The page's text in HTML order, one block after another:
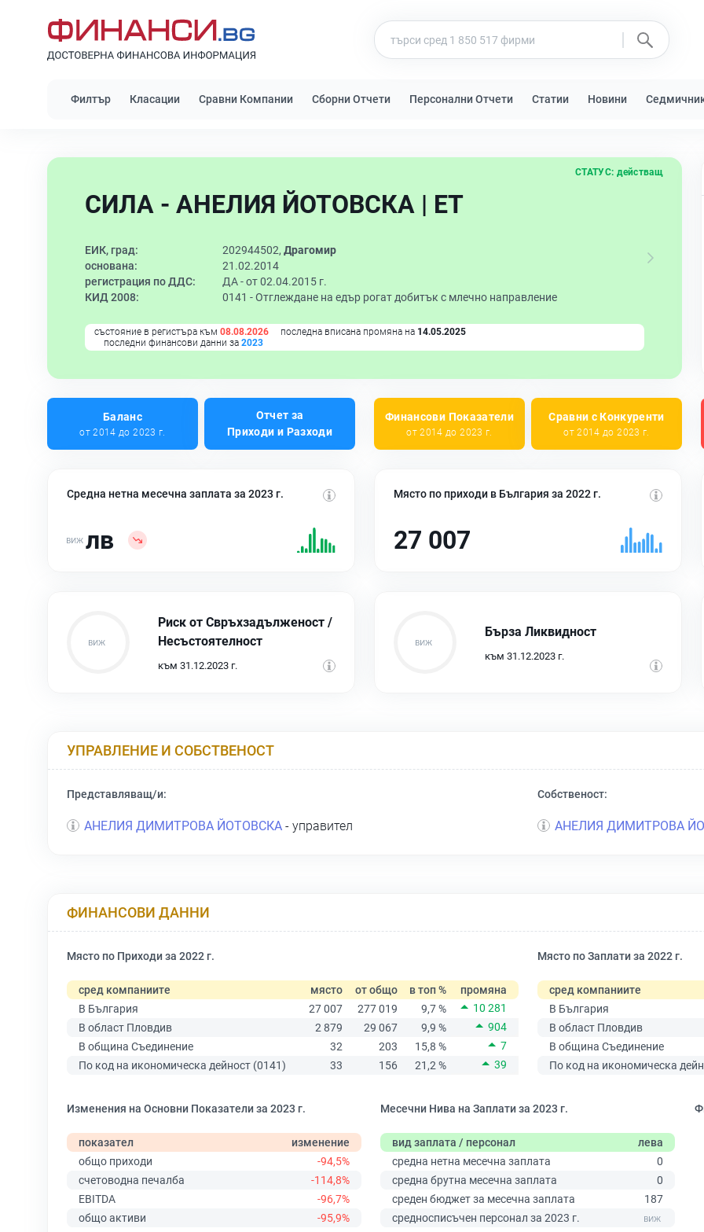
Филтър Класации Сравни Компании Сборни Отчети Персонални Отчети Статии Новини
СИЛА - АНЕЛИЯ ЙОТОВСКА | ЕТ
СТАТУС: действащ
ЕИК, град: 202944502, Драгомир
основана:
21.02.2014
регистрация по ДДС:
ДА - от 02.04.2015 г.
КИД 2008:
0141 -Отглеждане на едър рогат добитък с млечно направление
състояние в регистъра към 08.08.2026 последна вписана промяна на 14.05.2025
последни финансови данни за 2023
Баланс
от 2014 до 2023 г.
Отчет за
Приходи и Разходи
Финансови Показатели
от 2014 до 2023 г.
Сравни с Конкуренти
от 2014 до 2023 г.
Средна нетна месечна заплата за 2023 г.
лв
Място по приходи в България за 2022 г.
27 007
Риск от Свръхзадълженост /
Несъстоятелност
към 31.12.2023 г.
Бърза Ликвидност
към 31.12.2023 г.
УПРАВЛЕНИЕ И СОБСТВЕНОСТ
Представляващ/и:
АНЕЛИЯ ДИМИТРОВА ЙОТОВСКА - управител
Собственост:
АНЕЛИЯ ДИМИТРОВА
ФИНАНСОВИ ДАННИ
Място по Приходи за 2022 г.
сред компаниите място от общо в топ %
промяна
В България
27 007 277 019 9,7 %
10 281
В област Пловдив
2 879 29 067 9,9 %
904
В община Съединение
32 203 15,8 %
7
По код на икономическа дейност (0141)
33 156 21,2 % 39
Място по Заплати за 2022 г.
сред компаниите
В България
В област Пловдив
В община Съединение
По код на икономическа
Изменения на Основни Показатели за 2023 г.
показател
изменение
общо приходи
-94,5%
счетоводна печалба
-114,8%
EBITDA
-96,7%
общо активи
-95,9%
Месечни Нива на Заплати за 2023 г.
вид заплата / персонал
лева
средна нетна месечна заплата
0
средна брутна месечна заплата
0
среден бюджет за месечна заплата
187
средносписъчен персонал за 2023 г.